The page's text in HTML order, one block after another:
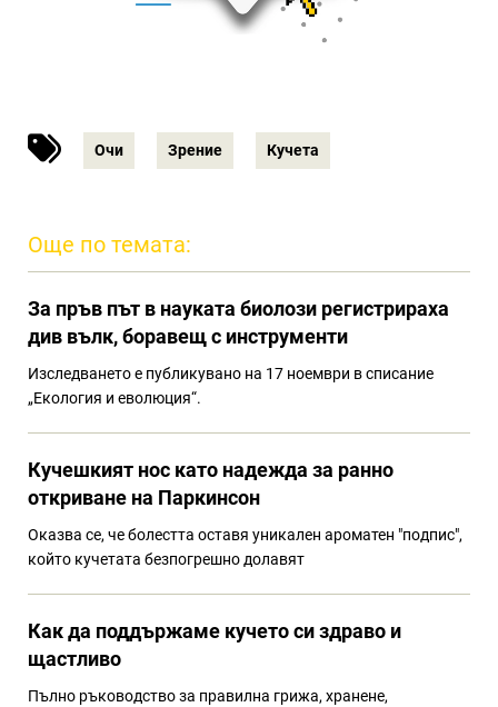
Очи Зрение Кучета
Още по темата:
За пръв път в науката биолози регистрираха
див вълк, боравещ с инструменти
Изследването е публикувано на 17 ноември в списание
„Екология и еволюция“.
Кучешкият нос като надежда за ранно
откриване на Паркинсон
Оказва се, че болестта оставя уникален ароматен "подпис",
който кучетата безпогрешно долавят
Как да поддържаме кучето си здраво и
щастливо
Пълно ръководство за правилна грижа, хранене,